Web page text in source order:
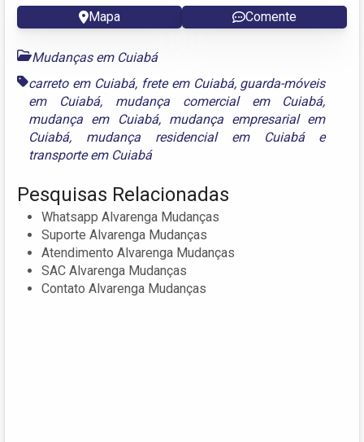
Mapa Comente
Mudanças em Cuiabá
carreto em Cuiabá, frete em Cuiabá, guarda-móveis
em Cuiabá, mudança comercial em Cuiabá,
mudança em Cuiabá, mudança empresarial em
Cuiabá, mudança residencial em Cuiabáe
transporte em Cuiabá
Pesquisas Relacionadas
Whatsapp Alvarenga Mudanças
Suporte Alvarenga Mudanças
Atendimento Alvarenga Mudanças
SAC Alvarenga Mudanças
Contato Alvarenga Mudanças